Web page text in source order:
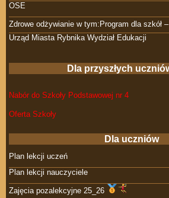
OSE
Zdrowe odżywianie w tym:Program dla szkół
Urząd Miasta Rybnika Wydział Edukacji
Dla przyszłych
Nabór do Szkoły Podstawowej nr 4
Oferta Szkoły
Dla uczniów
Plan lekcji uczeń
Plan lekcji nauczyciele
Zajęcia pozalekcyjne 25_26